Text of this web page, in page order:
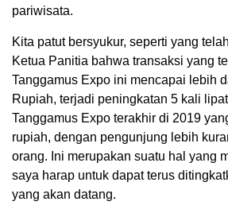
pariwisata.
Kita patut bersyukur, seperti yang
Ketua Panitia bahwa transaksi yang
Tanggamus Expo ini mencapai lebih
Rupiah, terjadi peningkatan 5 kali
Tanggamus Expo terakhir di 2019
rupiah, dengan pengunjung lebih
orang. Ini merupakan suatu hal yang
saya harap untuk dapat terus
yang akan datang.